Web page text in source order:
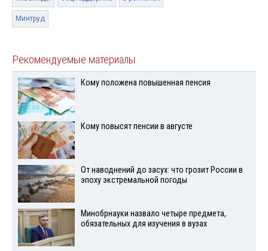
Минтруд
Рекомендуемые материалы
Кому положена повышенная пенсия
Кому повысят пенсии в августе
От наводнений до засух: что грозит России в
эпоху экстремальной погоды
Минобрнауки назвало четыре предмета,
обязательных для изучения в вузах